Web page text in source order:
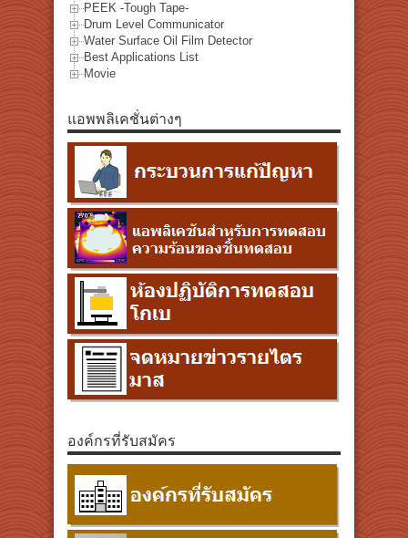
PEEK -Tough Tape-
Drum Level Communicator
Water Surface Oil Film Detector
Best Applications List
Movie
แอพพลิเคชั่นต่างๆ
องค์กรที่รับสมัคร